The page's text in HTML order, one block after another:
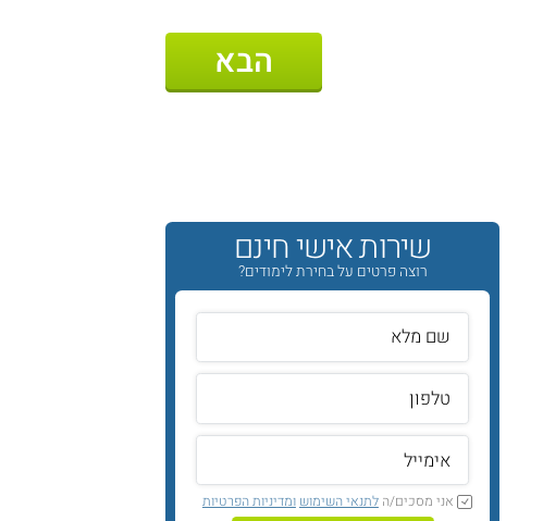
הבא
שירות אישי חינם
רוצה פרטים על בחירת לימודים?
אני מסכים/הלתנאי השימוש ומדיניות הפרטיות